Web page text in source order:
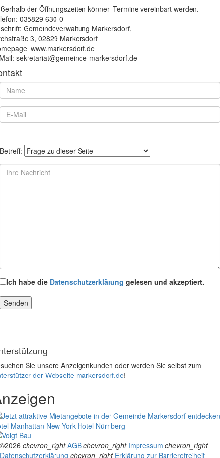
der Öffnungszeiten können Termine vereinbart werden.
035829 630-0
Gemeindeverwaltung Markersdorf,
3, 02829 Markersdorf
www.markersdorf.de
sekretariat@gemeinde-markersdorf.de
Betreff:
Ich habe die Datenschutzerklärung gelesen und akzeptiert.
Sie unsere Anzeigenkunden oder werden Sie selbst zum
der Webseite markersdorf.de!
Manhattan New York Hotel Nürnberg
©2026 chevron_right AGB chevron_right Impressum chevron_right
Datenschutzerklärung chevron_right Erklärung zur Barrierefreiheit